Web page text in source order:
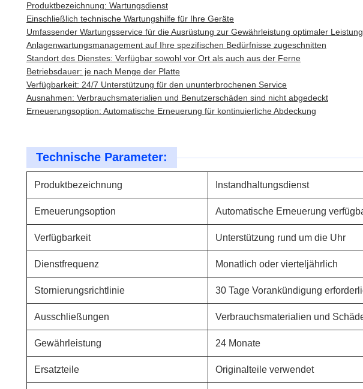
Produktbezeichnung: Wartungsdienst
Einschließlich technische Wartungshilfe für Ihre Geräte
Umfassender Wartungsservice für die Ausrüstung zur Gewährleistung optimaler Leistung
Anlagenwartungsmanagement auf Ihre spezifischen Bedürfnisse zugeschnitten
Standort des Dienstes: Verfügbar sowohl vor Ort als auch aus der Ferne
Betriebsdauer: je nach Menge der Platte
Verfügbarkeit: 24/7 Unterstützung für den ununterbrochenen Service
Ausnahmen: Verbrauchsmaterialien und Benutzerschäden sind nicht abgedeckt
Erneuerungsoption: Automatische Erneuerung für kontinuierliche Abdeckung
Technische Parameter:
Produktbezeichnung Instandhaltungsdienst
Erneuerungsoption Automatische Erneuerung
Verfügbarkeit Unterstützung rund um die Uhr
Dienstfrequenz Monatlich oder vierteljährlich
Stornierungsrichtlinie 30 Tage Vorankündigung
Ausschließungen Verbrauchsmaterialien und
Gewährleistung 24 Monate
Ersatzteile Originalteile verwendet